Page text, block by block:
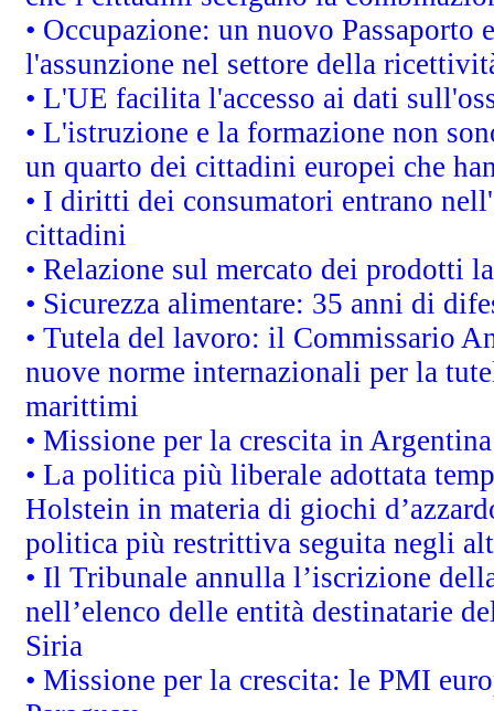
• Occupazione: un nuovo Passaporto
l'assunzione nel settore della
• L'UE facilita l'accesso ai dati
• L'istruzione e la formazione non
un quarto dei cittadini europei che
• I diritti dei consumatori entrano
cittadini
• Relazione sul mercato dei prodotti
• Sicurezza alimentare: 35 anni di
• Tutela del lavoro: il Commissario
nuove norme internazionali per la
marittimi
• Missione per la crescita in
• La politica più liberale adottata
Holstein in materia di giochi
politica più restrittiva seguita negli
• Il Tribunale annulla l’iscrizione
nell’elenco delle entità destinatarie
Siria
• Missione per la crescita: le PMI